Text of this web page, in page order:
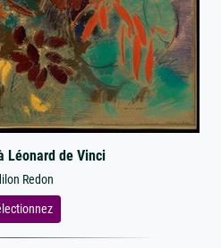
Léonard de Vinci
Redon